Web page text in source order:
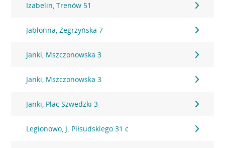
Izabelin, Trenów 51
Jabłonna, Zegrzyńska 7
Janki, Mszczonowska 3
Janki, Mszczonowska 3
Janki, Plac Szwedzki 3
Legionowo, J. Piłsudskiego 31 c